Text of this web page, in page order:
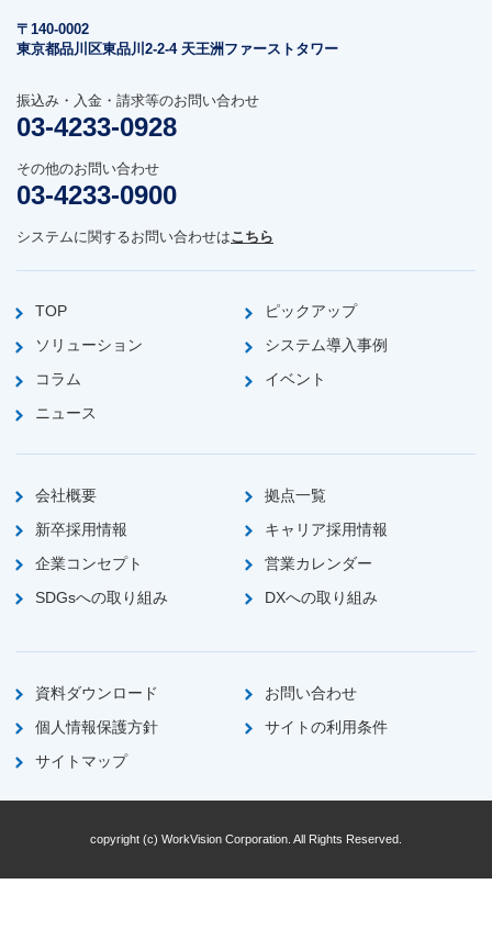
〒140-0002
東京都品川区東品川2-2-4 天王洲ファーストタワー
振込み・入金・請求等のお問い合わせ
03-4233-0928
その他のお問い合わせ
03-4233-0900
システムに関するお問い合わせはこちら
TOP
ピックアップ
ソリューション
システム導入事例
コラム
イベント
ニュース
会社概要
拠点一覧
新卒採用情報
キャリア採用情報
企業コンセプト
営業カレンダー
SDGsへの取り組み
DXへの取り組み
資料ダウンロード
お問い合わせ
個人情報保護方針
サイトの利用条件
サイトマップ
copyright (c) WorkVision Corporation. All Rights Reserved.